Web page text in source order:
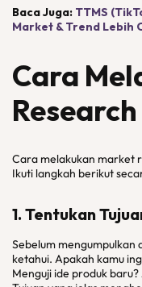
Baca Juga: TTMS
Market & Trend Lebih
Cara
Research
Cara melakukan market
Ikuti langkah berikut
1. Tentukan
Sebelum mengumpulkan
ketahui. Apakah kamu
Menguji ide produk